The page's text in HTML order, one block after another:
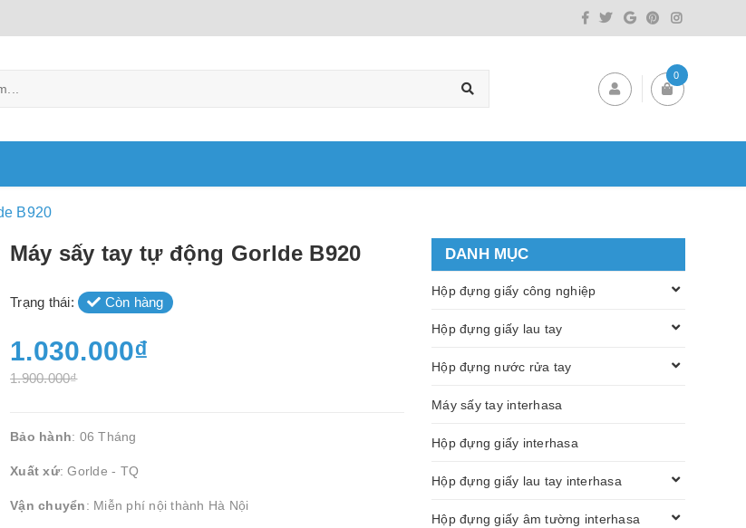
0
B920
Máy sấy tay tự động Gorlde B920
Trạng thái: Còn hàng
1.030.000₫
1.900.000₫
Bảo hành: 06 Tháng
Xuất xứ: Gorlde - TQ
Vận chuyển: Miễn phí nội thành Hà Nội
DANH MỤC
Hộp đựng giấy công nghiệp
Hộp đựng giấy lau tay
Hộp đựng nước rửa tay
Máy sấy tay interhasa
Hộp đựng giấy interhasa
Hộp đựng giấy lau tay interhasa
Hộp đựng giấy âm tường interhasa